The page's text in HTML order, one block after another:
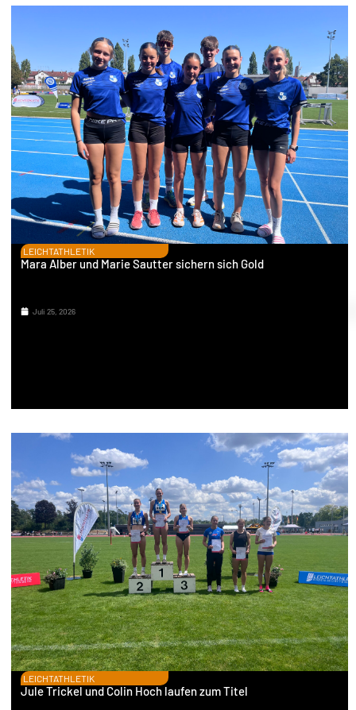
LEICHTATHLETIK
Mara Alber und Marie Sautter sichern sich Gold
Juli 25, 2026
LEICHTATHLETIK
Jule Trickel und Colin Hoch laufen zum Titel